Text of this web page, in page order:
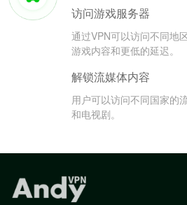
访问游戏服务器
通过VPN可以访问不同地
游戏内容和更低的延迟。
解锁流媒体内容
用户可以访问不同国家的
和电视剧。